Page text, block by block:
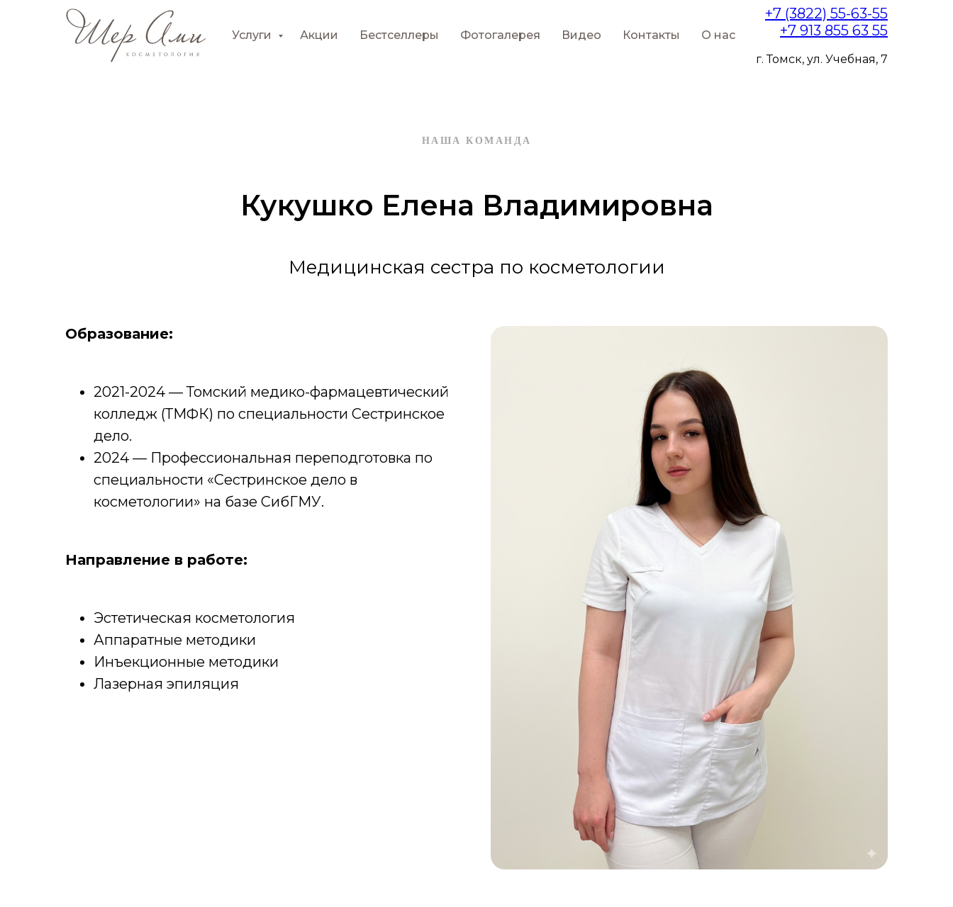
Услуги Акции Бестселлеры Фотогалерея Видео Контакты О нас
+7 (3822) 55-63-55
+7 913 855 63 55
г. Томск, ул. Учебная, 7
НАША КОМАНДА
Кукушко Елена Владимировна
Медицинская сестра по косметологии
Образование:
2021-2024 — Томский медико-фармацевтический
колледж (ТМФК) по специальности Сестринское
дело.
2024 — Профессиональная переподготовка по
специальности «Сестринское дело в
косметологии» на базе СибГМУ.
Направление в работе:
Эстетическая косметология
Аппаратные методики
Инъекционные методики
Лазерная эпиляция